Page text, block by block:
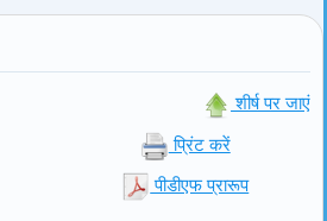
शीर्ष पर जाएं
प्रिंट करें
पीडीएफ प्रारूप